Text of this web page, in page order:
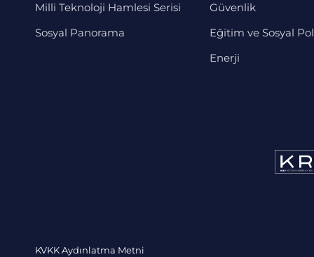
Milli Teknoloji Hamlesi Serisi
Sosyal Panorama
Güvenlik
Eğitim ve Sosyal
Enerji
KVKK Aydınlatma Metni